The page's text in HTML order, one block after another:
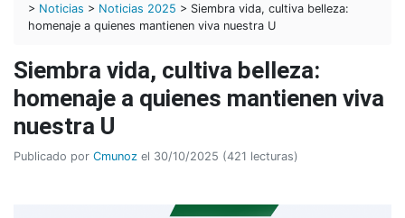
> Noticias > Noticias 2025 > Siembra vida, cultiva belleza:
homenaje a quienes mantienen viva nuestra U
Siembra vida, cultiva belleza:
homenaje a quienes mantienen viva
nuestra U
Publicado por Cmunoz el 30/10/2025 (421 lecturas)